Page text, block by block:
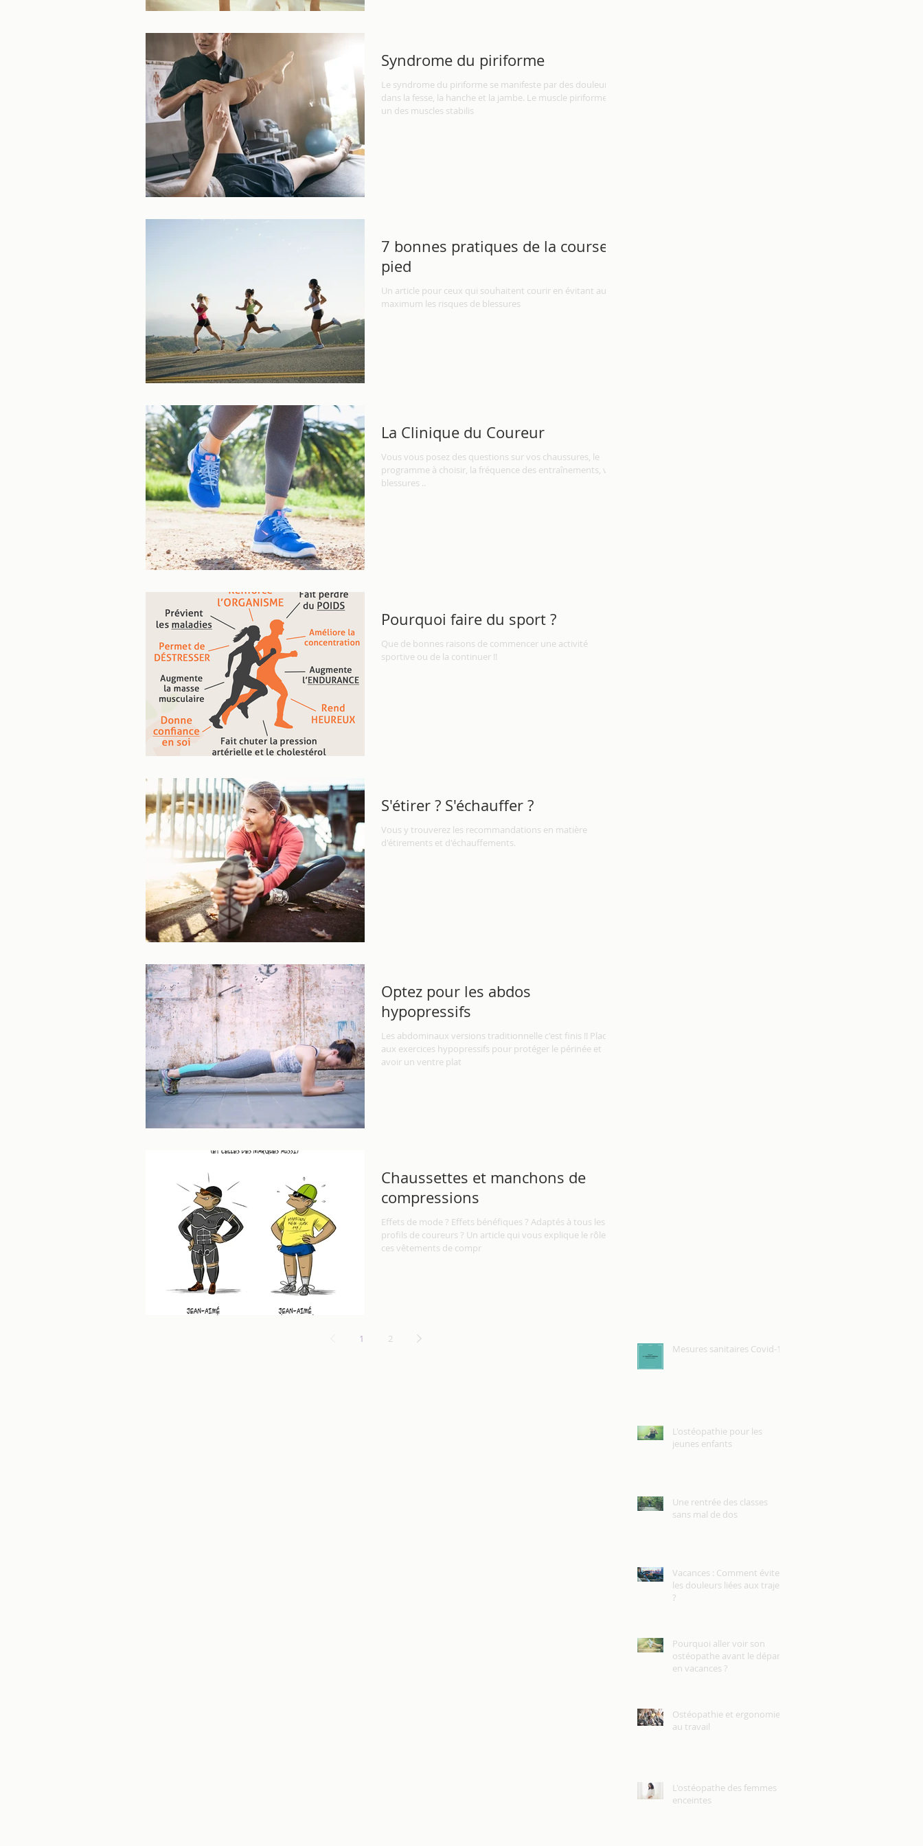
Syndrome du piriforme
Le syndrome du piriforme se manifeste par des douleurs
dans la fesse, la hanche et la jambe. Le muscle piriforme est
un des muscles stabilis
7 bonnes pratiques de la course à
pied
Un article pour ceux qui souhaitent courir en évitant au
maximum les risques de blessures
La Clinique du Coureur
Vous vous posez des questions sur vos chaussures, le
programme à choisir, la fréquence des entraînements, vos
blessures ..
Pourquoi faire du sport ?
Que de bonnes raisons de commencer une activité
sportive ou de la continuer !!
S'étirer ? S'échauffer ?
Vous y trouverez les recommandations en matière
d'étirements et d'échauffements.
Optez pour les abdos
hypopressifs
Les abdominaux versions traditionnelle c'est finis !! Place
aux exercices hypopressifs pour protéger le périnée et
avoir un ventre plat
Chaussettes et manchons de
compressions
Effets de mode ? Effets bénéfiques ? Adaptés à tous les
profils de coureurs ? Un article qui vous explique le rôle de
ces vêtements de compr
1 2
Mesures sanitaires Covid-19
L'ostéopathie pour les
jeunes enfants
Une rentrée des classes
sans mal de dos
Vacances : Comment éviter
les douleurs liées aux trajets
?
Pourquoi aller voir son
ostéopathe avant le départ
en vacances ?
Ostéopathie et ergonomie
au travail
L'ostéopathe des femmes
enceintes